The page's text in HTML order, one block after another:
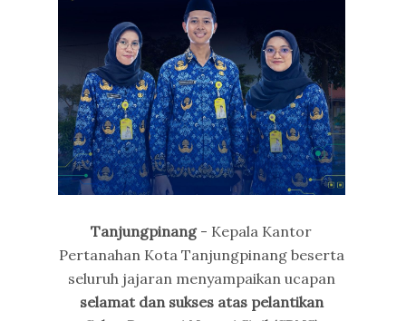
Tanjungpinang- Kepala Kantor
Pertanahan Kota Tanjungpinang beserta
seluruh jajaran menyampaikan ucapan
selamat dan sukses atas pelantikan